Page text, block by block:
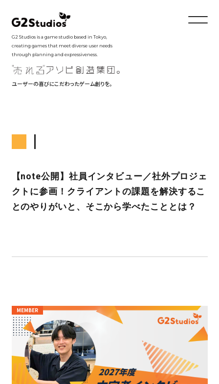
G2 Studios is a game studio based in Tokyo,
creating games that meet diverse user needs
through planning and expressiveness.
ユーザーの喜びにこだわったゲーム創りを。
【note公開】社員インタビュー／社外プロジェ
クトに参画！クライアントの課題を解決するこ
とのやりがいと、そこから学べたこととは？
MEMBER